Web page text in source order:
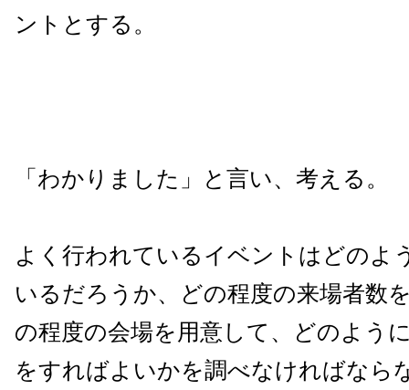
ントとする。
「わかりました」と言い、考える。
よく行われているイベントはどのよ
いるだろうか、どの程度の来場者数
の程度の会場を用意して、どのよう
をすればよいかを調べなければなら